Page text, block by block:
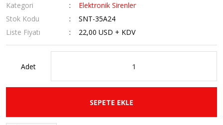
Kategori
Elektronik Sirenler
Stok Kodu
SNT-35A24
Liste Fiyatı
22,00 USD + KDV
Adet
SEPETE EKLE